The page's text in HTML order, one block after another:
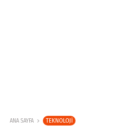
ANA SAYFA TEKNOLOJI